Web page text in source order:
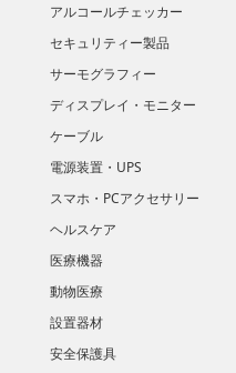
アルコールチェッカー
セキュリティー製品
サーモグラフィー
ディスプレイ・モニター
ケーブル
電源装置・UPS
スマホ・PCアクセサリー
ヘルスケア
医療機器
動物医療
設置器材
安全保護具